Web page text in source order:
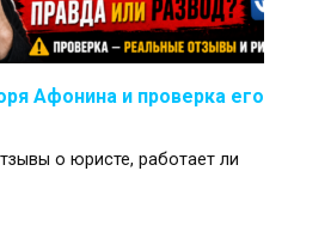
Афонина и проверка его
о юристе, работает ли